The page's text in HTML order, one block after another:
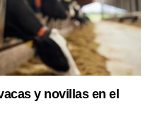
y novillas en el